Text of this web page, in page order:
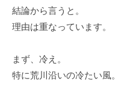
結論から言うと。
理由は重なっています。
まず、冷え。
特に荒川沿いの冷たい風。